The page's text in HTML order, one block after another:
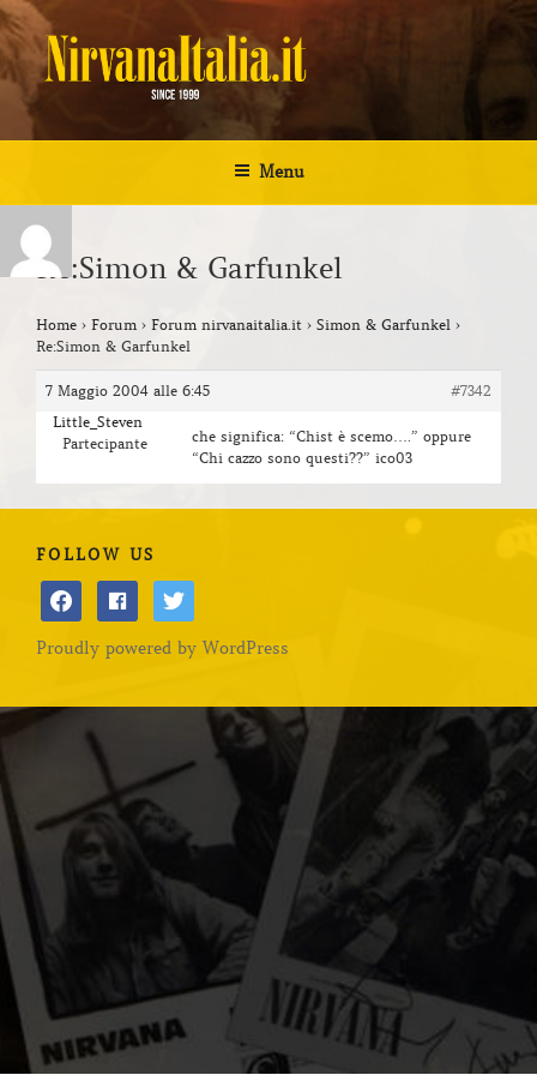
Salta
al
contenuto
NIRVANA ITALIA
Menu
Re:Simon & Garfunkel
Home › Forum › Forum nirvanaitalia.it › Simon & Garfunkel ›
Re:Simon & Garfunkel
7 Maggio 2004 alle 6:45
#7342
Little_Steven
Partecipante
che significa: “Chist è scemo….” oppure
“Chi cazzo sono questi??” ico03
FOLLOW US
facebookfacebooktwitter
Proudly powered by WordPress